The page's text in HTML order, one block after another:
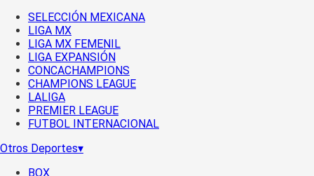
SELECCIÓN MEXICANA
LIGA MX
LIGA MX FEMENIL
LIGA EXPANSIÓN
CONCACHAMPIONS
CHAMPIONS LEAGUE
LALIGA
PREMIER LEAGUE
FUTBOL INTERNACIONAL
Otros Deportes▾
BOX